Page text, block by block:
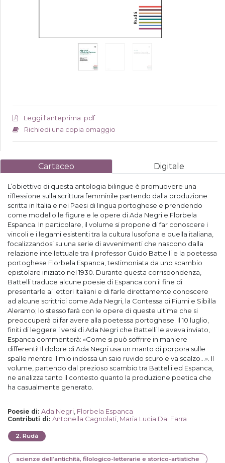
Leggi l'anteprima .pdf
Richiedi una copia omaggio
Cartaceo Digitale
L’obiettivo di questa antologia bilingue è promuovere una
riflessione sulla scrittura femminile partendo dalla produzione
scritta in Italia e nei Paesi di lingua portoghese e prendendo
come modello le figure e le opere di Ada Negri e Florbela
Espanca. In particolare, il volume si propone di far conoscere i
vincoli e i legami esistenti tra la cultura lusofona e quella italiana,
focalizzandosi su una serie di avvenimenti che nascono dalla
relazione intellettuale tra il professor Guido Battelli e la poetessa
portoghese Florbela Espanca, testimoniata da uno scambio
epistolare iniziato nel 1930. Durante questa corrispondenza,
Battelli traduce alcune poesie di Espanca con il fine di
presentarle ai lettori italiani e di farle direttamente conoscere
ad alcune scrittrici come Ada Negri, la Contessa di Fiumi e Sibilla
Aleramo; lo stesso farà con le opere di queste ultime che si
preoccuperà di far avere alla poetessa portoghese. Il 10 luglio,
finiti di leggere i versi di Ada Negri che Battelli le aveva inviato,
Espanca commenterà: «Come si può soffrire in maniere
differenti! Il dolore di Ada Negri usa un manto di porpora sulle
spalle mentre il mio indossa un saio ruvido scuro e va scalzo...». Il
volume, partendo dal prezioso scambio tra Battelli ed Espanca,
ne analizza tanto il contesto quanto la produzione poetica che
ha casualmente generato.
Poesie di: Ada Negri Florbela Espanca
Contributi di: Antonella Cagnolati Maria Lucia Dal Farra
2. Rudá
scienze dell’antichità, filologico-letterarie e storico-artistiche